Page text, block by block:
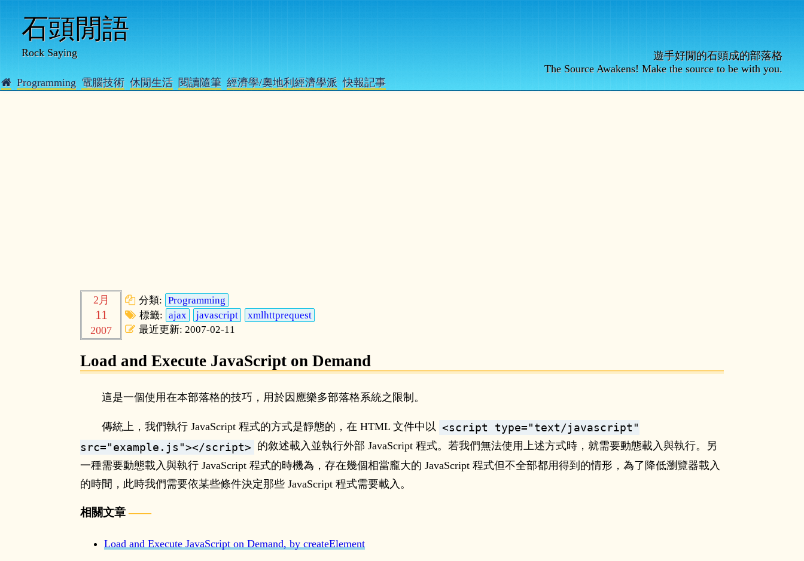
石頭閒語
Rock Saying
遊手好閒的石頭成的部落格
The Source Awakens! Make the source to be with you.
 Programming 電腦技術 休閒生活 閱讀隨筆 經濟學/奧地利經濟學派 快報記事
2月
11
2007
分類: Programming
標籤: ajax javascript
xmlhttprequest
最近更新: 2007-02-11
Load and Execute JavaScript on Demand
這是一個使用在本部落格的技巧，用於因應樂多部落格系統之限制。
傳統上，我們執行 JavaScript 程式的方式是靜態的，在 HTML 文件中以 <script type="text/javascript"
src="example.js"></script> 的敘述載入並執行外部 JavaScript 程式。若我們無法使用上述方式時，就需要動態載入與執行。另
一種需要動態載入與執行 JavaScript 程式的時機為，存在幾個相當龐大的 JavaScript 程式但不全部都用得到的情形，為了降低瀏覽器載入
的時間，此時我們需要依某些條件決定那些 JavaScript 程式需要載入。
相關文章
Load and Execute JavaScript on Demand, by createElement